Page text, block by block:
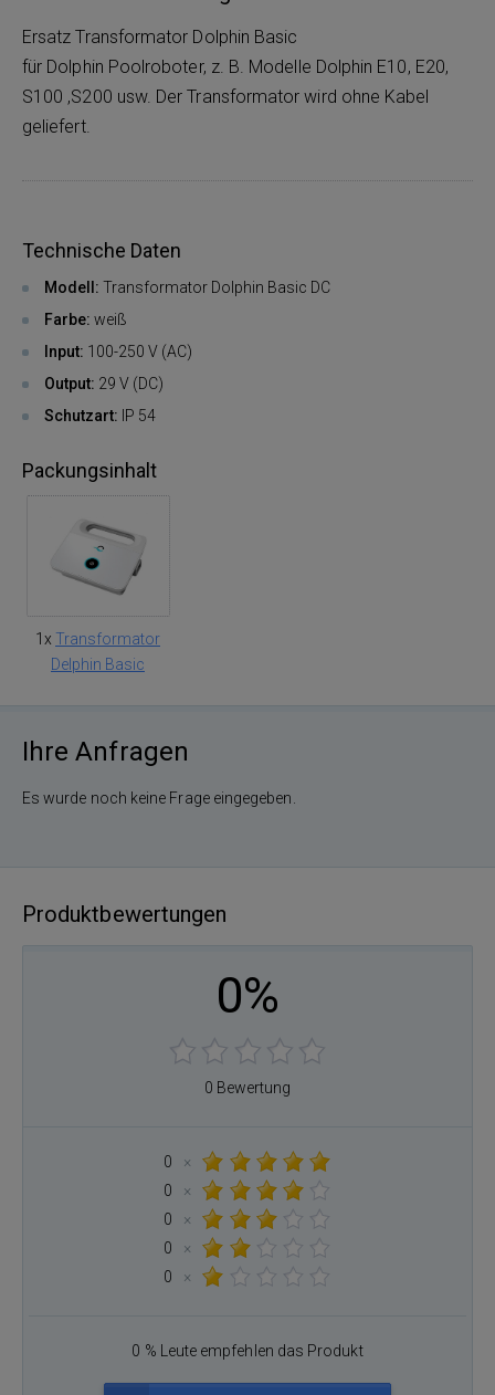
Ersatz Transformator Dolphin Basic
für Dolphin Poolroboter, z. B. Modelle Dolphin E10, E20,
S100 ,S200 usw. Der Transformator wird ohne Kabel
geliefert.
Technische Daten
Modell: Transformator Dolphin Basic DC
Farbe: weiß
Input: 100-250 V (AC)
Output: 29 V (DC)
Schutzart: IP 54
Packungsinhalt
1x Transformator
Delphin Basic
Ihre Anfragen
Es wurde noch keine Frage eingegeben.
Produktbewertungen
0%
0 Bewertung
0
×
0
×
0
×
0
×
0
×
0 % Leute empfehlen das Produkt